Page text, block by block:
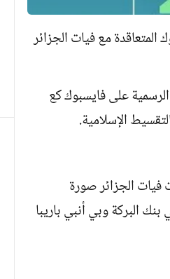
المتعاقدة مع فيات الجزائر
على فايسبوك كع
الإسلامية.
الجزائر صورة
البركة وبي أنبي باريبا